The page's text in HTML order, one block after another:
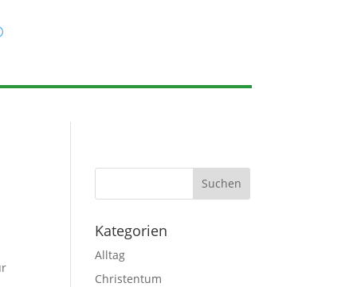
Kategorien
Alltag
Christentum